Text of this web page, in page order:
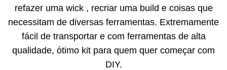
refazer uma wick , recriar uma build e coisas que
necessitam de diversas ferramentas. Extremamente
fácil de transportar e com ferramentas de alta
qualidade, ótimo kit para quem quer começar com
DIY.